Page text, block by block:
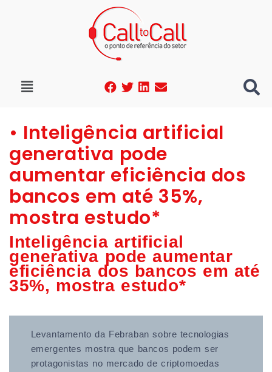
• Inteligência artificial
generativa pode
aumentar eficiência dos
bancos em até 35%,
mostra estudo*
Inteligência artificial
generativa pode aumentar
eficiência dos bancos em até
35%, mostra estudo*
Levantamento da Febraban sobre tecnologias
emergentes mostra que bancos podem ser
protagonistas no mercado de criptomoedas